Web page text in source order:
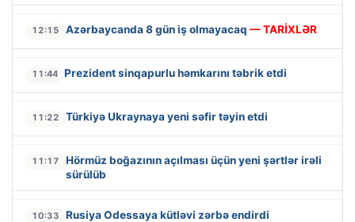
12:15 Azərbaycanda 8 gün iş olmayacaq — TARİXLƏR
11:44 Prezident sinqapurlu həmkarını təbrik etdi
11:22 Türkiyə Ukraynaya yeni səfir təyin etdi
11:17
Hörmüz boğazının açılması üçün yeni şərtlər irəli
sürülüb
10:33 Rusiya Odessaya kütləvi zərbə endirdi